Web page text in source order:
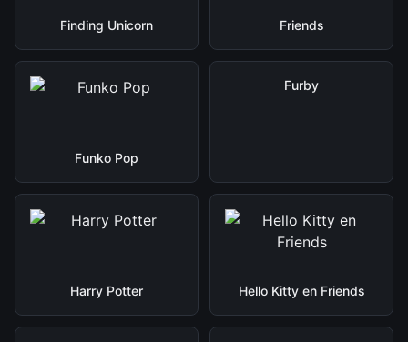
Finding Unicorn Friends
Funko Pop
Furby
Harry Potter Hello Kitty en Friends